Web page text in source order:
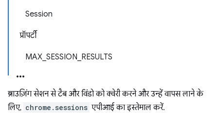
Session
प्रॉपर्टी
MAX_SESSION_RESULTS
ब्राउज़िंग सेशन से टैब और विंडो को क्वेरी करने और उन्हें वापस लाने के
लिए, chrome.sessions एपीआई का इस्तेमाल करें.